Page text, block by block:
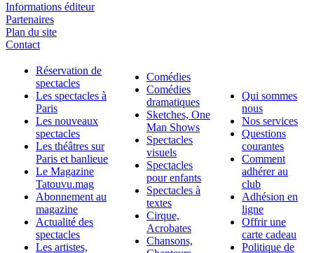
Informations éditeur
Partenaires
Plan du site
Contact
Réservation de
spectacles
Les spectacles à
Paris
Les nouveaux
spectacles
Les théâtres sur
Paris et banlieue
Le Magazine
Tatouvu.mag
Abonnement au
magazine
Actualité des
spectacles
Les artistes,
Comédies
Comédies
dramatiques
Sketches, One
Man Shows
Spectacles
visuels
Spectacles
pour enfants
Spectacles à
textes
Cirque,
Acrobates
Chansons,
Qui sommes
nous
Nos services
Questions
courantes
Comment
adhérer au
club
Adhésion en
ligne
Offrir une
carte cadeau
Politique de